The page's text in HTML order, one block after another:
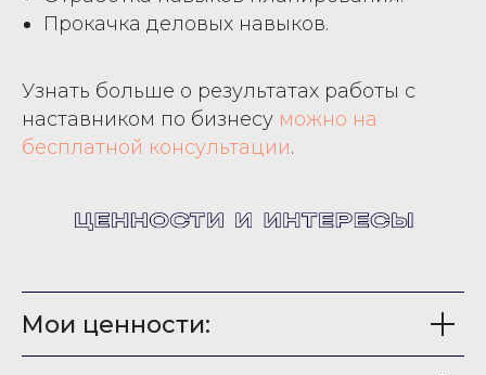
Прокачка деловых навыков.
Узнать больше о результатах работы с
наставником по бизнесу можно на
бесплатной консультации.
Мои ценности: